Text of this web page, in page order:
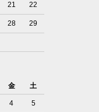
21 22
28 29
金 土
4 5